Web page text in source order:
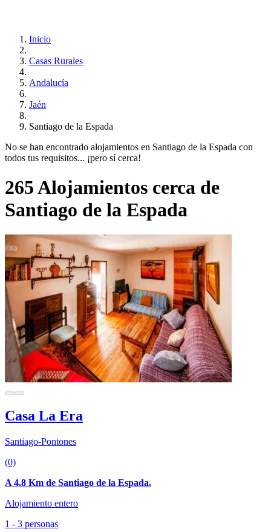
Inicio
Casas Rurales
Andalucía
Jaén
Santiago de la Espada
No se han encontrado alojamientos en Santiago de la Espada con
todos tus requisitos... ¡pero sí cerca!
265 Alojamientos cerca de
Santiago de la Espada
Casa La Era
Santiago-Pontones
(0)
A 4.8 Km de Santiago de la Espada.
Alojamiento entero
1 - 3 personas